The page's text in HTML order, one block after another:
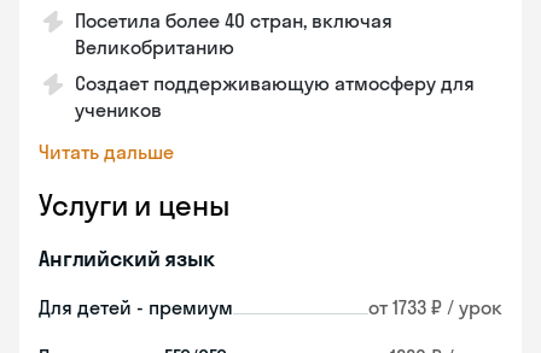
Посетила более 40 стран, включая
Великобританию
Создает поддерживающую атмосферу для
учеников
Читать дальше
Услуги и цены
Английский язык
Для детей - премиум от 1733 ₽ / урок